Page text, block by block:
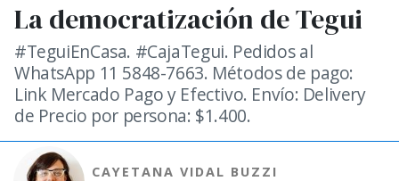
La democratización de Tegui
#TeguiEnCasa. #CajaTegui. Pedidos al
WhatsApp 11 5848-7663. Métodos de pago:
Link Mercado Pago y Efectivo. Envío: Delivery
de Precio por persona: $1.400.
CAYETANA VIDAL BUZZI